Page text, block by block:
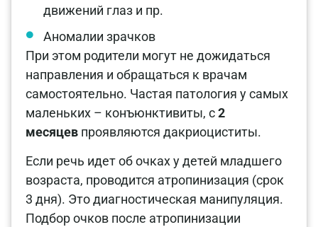
движений глаз и пр.
Аномалии зрачков
При этом родители могут не дожидаться
направления и обращаться к врачам
самостоятельно. Частая патология у самых
маленьких – конъюнктивиты, с2
месяцев проявляются дакриоциститы.
Если речь идет об очках у детей младшего
возраста, проводится атропинизация (срок
3 дня). Это диагностическая манипуляция.
Подбор очков после атропинизации